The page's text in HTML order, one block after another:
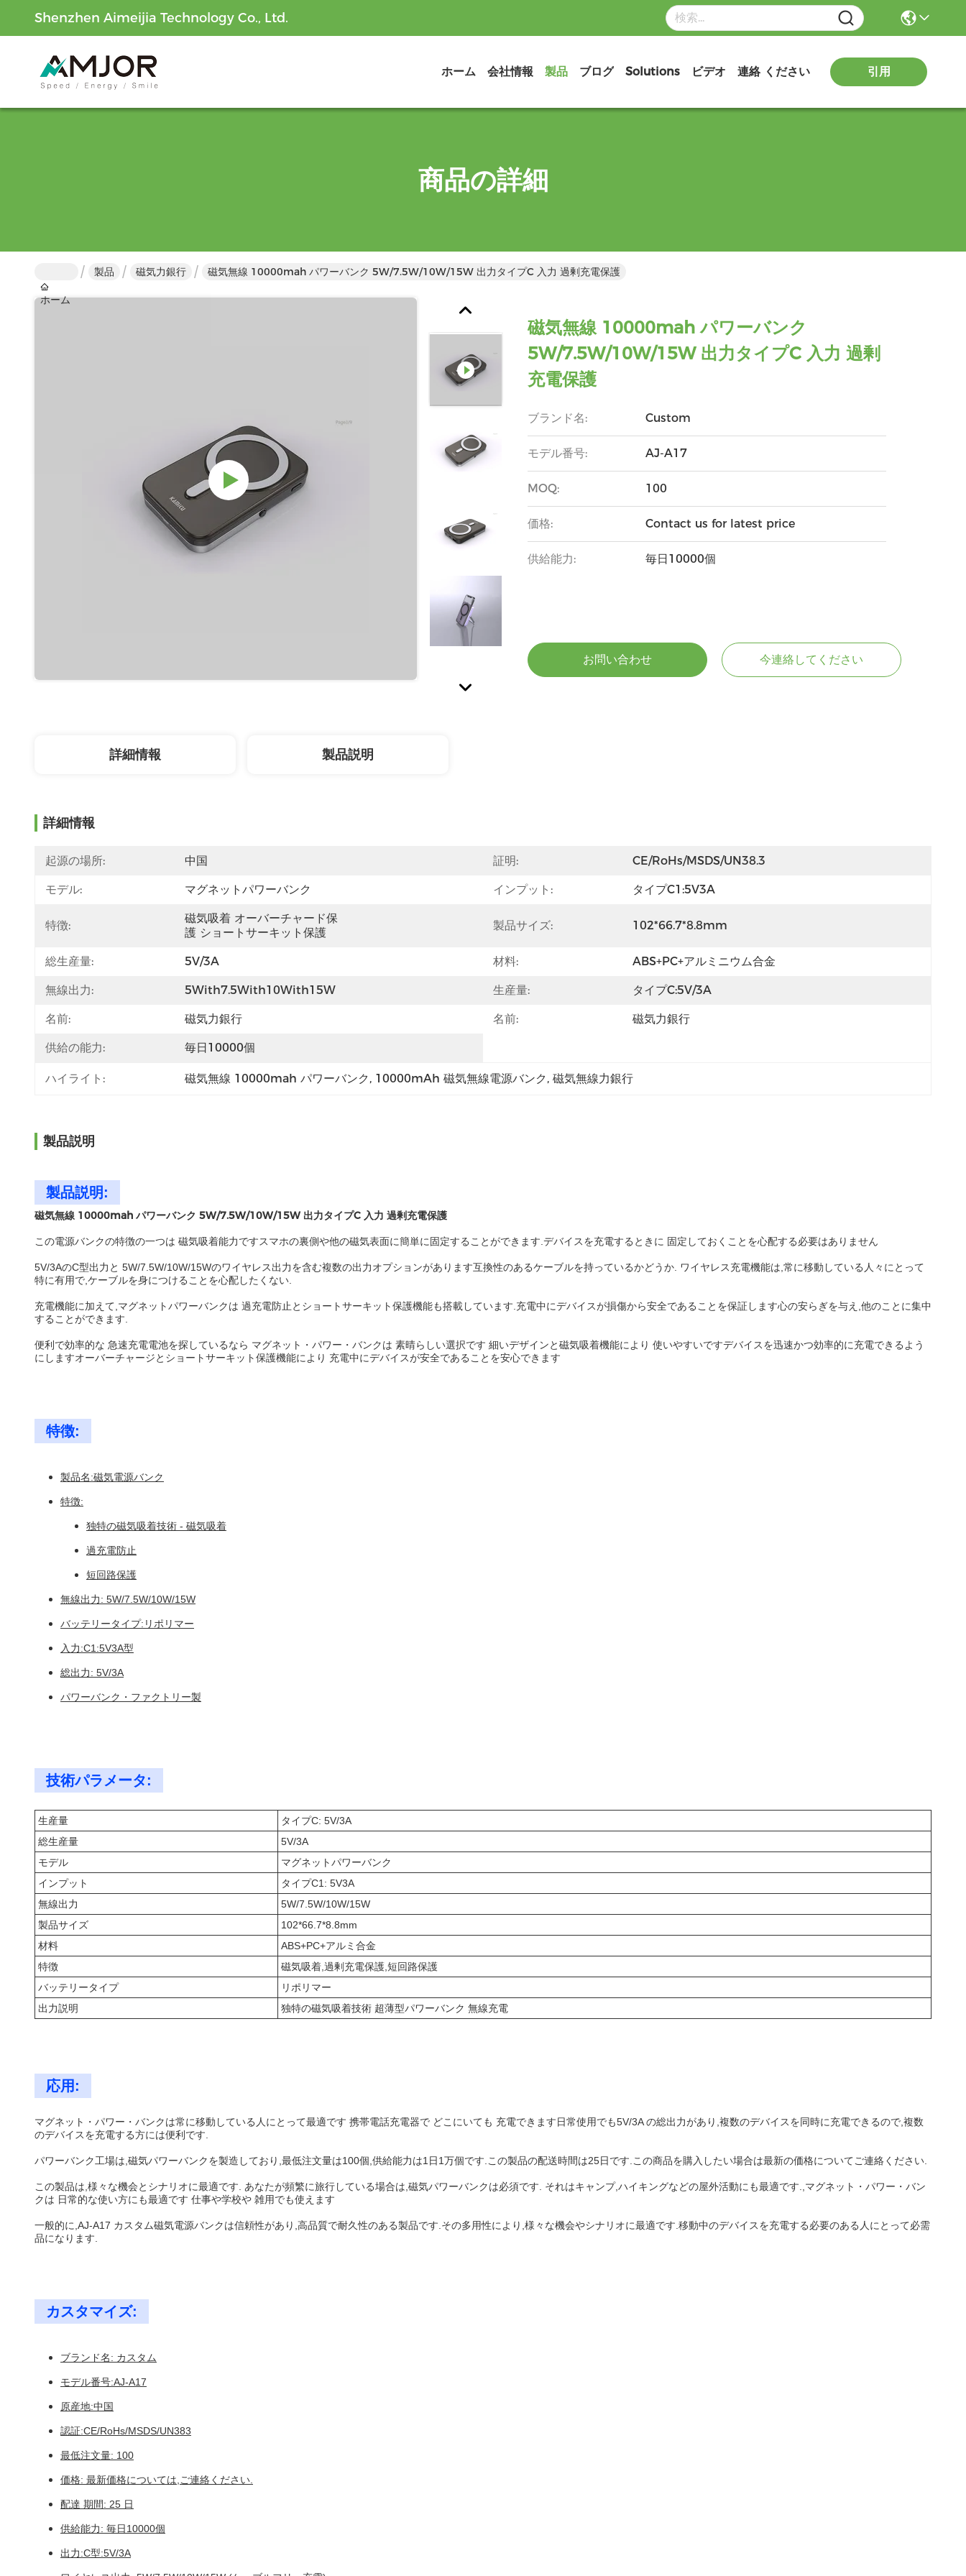
Shenzhen Aimeijia Technology Co., Ltd.
ホーム 会社情報 製品 ブログ Solutions ビデオ 連絡 ください 引用
商品の詳細
ホーム
製品 磁気力銀行 磁気無線 10000mah パワーバンク 5W/7.5W/10W/15W 出力タイプC 入力 過剰充電保護
磁気無線 10000mah パワーバンク
5W/7.5W/10W/15W 出力タイプC 入力 過剰
充電保護
ブランド名: Custom
モデル番号: AJ-A17
MOQ: 100
価格: Contact us for latest price
供給能力: 毎日10000個
お問い合わせ 今連絡してください
詳細情報 製品説明
詳細情報
起源の場所: 中国 証明: CE/RoHs/MSDS/UN38.3
モデル: マグネットパワーバンク インプット: タイプC1:5V3A
特徴:
磁気吸着 オーバーチャード保
護 ショートサーキット保護
製品サイズ: 102*66.7*8.8mm
総生産量: 5V/3A 材料: ABS+PC+アルミニウム合金
無線出力: 5With7.5With10With15W 生産量: タイプC:5V/3A
名前: 磁気力銀行 名前: 磁気力銀行
供給の能力: 毎日10000個
ハイライト: 磁気無線 10000mah パワーバンク , 10000mAh 磁気無線電源バンク , 磁気無線力銀行
製品説明
製品説明:
磁気無線 10000mah パワーバンク 5W/7.5W/10W/15W 出力タイプC 入力 過剰充電保護
この電源バンクの特徴の一つは 磁気吸着能力ですスマホの裏側や他の磁気表面に簡単に固定することができます.デバイスを充電するときに 固定しておくことを心配する必要はありません
5V/3AのC型出力と 5W/7.5W/10W/15Wのワイヤレス出力を含む複数の出力オプションがあります互換性のあるケーブルを持っているかどうか. ワイヤレス充電機能は,常に移動している人々にとって
特に有用で,ケーブルを身につけることを心配したくない.
充電機能に加えて,マグネットパワーバンクは 過充電防止とショートサーキット保護機能も搭載しています.充電中にデバイスが損傷から安全であることを保証します心の安らぎを与え,他のことに集中
することができます.
便利で効率的な 急速充電電池を探しているなら マグネット・パワー・バンクは 素晴らしい選択です 細いデザインと磁気吸着機能により 使いやすいですデバイスを迅速かつ効率的に充電できるよう
にしますオーバーチャージとショートサーキット保護機能により 充電中にデバイスが安全であることを安心できます
特徴:
製品名:磁気電源バンク
特徴:
独特の磁気吸着技術 - 磁気吸着
過充電防止
短回路保護
無線出力: 5W/7.5W/10W/15W
バッテリータイプ:リポリマー
入力:C1:5V3A型
総出力: 5V/3A
パワーバンク・ファクトリー製
技術パラメータ:
生産量
タイプC: 5V/3A
総生産量
5V/3A
モデル
マグネットパワーバンク
インプット
タイプC1: 5V3A
無線出力
5W/7.5W/10W/15W
製品サイズ
102*66.7*8.8mm
材料
ABS+PC+アルミ合金
特徴
磁気吸着,過剰充電保護,短回路保護
バッテリータイプ
リポリマー
出力説明
独特の磁気吸着技術 超薄型パワーバンク 無線充電
応用:
マグネット・パワー・バンクは常に移動している人にとって最適です 携帯電話充電器で どこにいても 充電できます日常使用でも5V/3A の総出力があり,複数のデバイスを同時に充電できるので,複数
のデバイスを充電する方には便利です.
パワーバンク工場は,磁気パワーバンクを製造しており,最低注文量は100個,供給能力は1日1万個です.この製品の配送時間は25日です.この商品を購入したい場合は最新の価格についてご連絡ください.
この製品は,様々な機会とシナリオに最適です. あなたが頻繁に旅行している場合は,磁気パワーバンクは必須です. それはキャンプ,ハイキングなどの屋外活動にも最適です.,マグネット・パワー・バン
クは 日常的な使い方にも最適です 仕事や学校や 雑用でも使えます
一般的に,AJ-A17 カスタム磁気電源バンクは信頼性があり,高品質で耐久性のある製品です.その多用性により,様々な機会やシナリオに最適です.移動中のデバイスを充電する必要のある人にとって必需
品になります.
カスタマイズ:
ブランド名: カスタム
モデル番号:AJ-A17
原産地:中国
認証:CE/RoHs/MSDS/UN383
最低注文量: 100
価格: 最新価格については,ご連絡ください.
配達 期間: 25 日
供給能力: 毎日10000個
出力:C型:5V/3A